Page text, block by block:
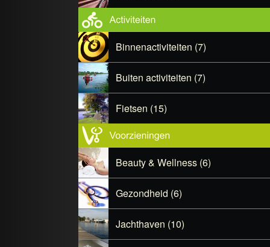
Binnenactiviteiten (7)
Buiten activiteiten (7)
Fietsen (15)
Beauty & Wellness (6)
Gezondheid (6)
Jachthaven (10)